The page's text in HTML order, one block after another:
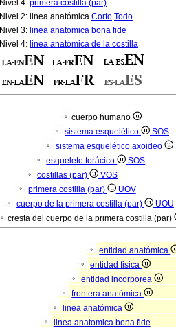
Nivel 4: primera costilla (par)
Nivel 2: linea anatómica Corto Todo
Nivel 3: linea anatomica bona fide
Nivel 4: linea anatómica de la costilla
cuerpo humano
sistema esquelético
SOS
sistema esquelético axoideo
esqueleto torácico
SOS
costillas (par)
VOS
primera costilla (par)
UOV
cuerpo de la primera costilla (par)
UOU
cresta del cuerpo de la primera costilla (par)
entidad anatómica
entidad fisica
entidad incorporea
frontera anatómica
linea anatómica
linea anatomica bona fide